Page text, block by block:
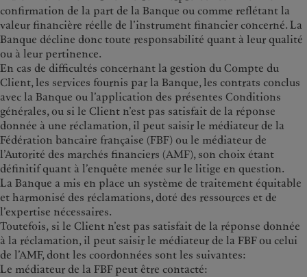
confirmation de la part de la Banque ou comme reflétant la
valeur financière réelle de l’instrument financier concerné. La
Banque décline donc toute responsabilité quant à leur qualité
ou à leur pertinence.
En cas de difficultés concernant la gestion du Compte du
Client, les services fournis par la Banque, les contrats conclus
avec la Banque ou l’application des présentes Conditions
générales, ou si le Client n’est pas satisfait de la réponse
donnée à une réclamation, il peut saisir le médiateur de la
Fédération bancaire française (FBF) ou le médiateur de
l’Autorité des marchés financiers (AMF), son choix étant
définitif quant à l’enquête menée sur le litige en question.
La Banque a mis en place un système de traitement équitable
et harmonisé des réclamations, doté des ressources et de
l’expertise nécessaires.
Toutefois, si le Client n’est pas satisfait de la réponse donnée
à la réclamation, il peut saisir le médiateur de la FBF ou celui
de l’AMF, dont les coordonnées sont les suivantes:
Le médiateur de la FBF peut être contacté: